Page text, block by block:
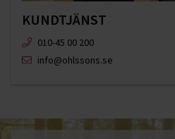
KUNDTJÄNST
010-45 00 200​
info@ohlssons.se